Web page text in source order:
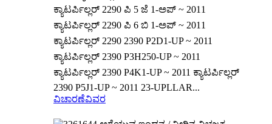
ಕ್ಯಾಟರ್ಪಿಲ್ಲರ್ 2290 ಪಿ 5 ಜೆ 1-ಅಪ್ ~ 2011
ಕ್ಯಾಟರ್ಪಿಲ್ಲರ್ 2290 ಪಿ 6 ಬಿ 1-ಅಪ್ ~ 2011
ಕ್ಯಾಟರ್ಪಿಲ್ಲರ್ 2290 2390 P2D1-UP ~ 2011
ಕ್ಯಾಟರ್ಪಿಲ್ಲರ್ 2390 P3H250-UP ~ 2011
ಕ್ಯಾಟರ್ಪಿಲ್ಲರ್ 2390 P4K1-UP ~ 2011 ಕ್ಯಾಟರ್ಪಿಲ್ಲರ್
2390 P5J1-UP ~ 2011 23-UPLLAR...
ವಿಚಾರಣೆವಿವರ